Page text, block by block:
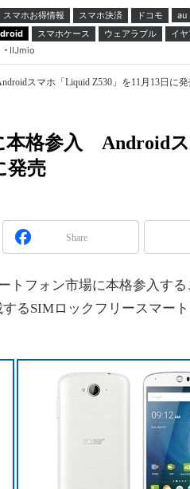
スマホお得情報 スマホ決済 ドコモ au
スマホケース ウェアラブル イ
IIJmio
スマホ「Liquid Z530」を11月13日に発
本格参入 Android
発売
Share
フォン市場に本格参入する
るSIMロックフリースマー